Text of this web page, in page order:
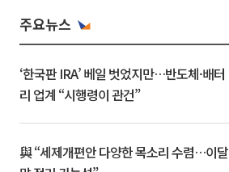
주요뉴스
‘한국판 IRA’ 베일 벗었지만…반도체·배터
리 업계 “시행령이 관건”
與 “세제개편안 다양한 목소리 수렴…이달